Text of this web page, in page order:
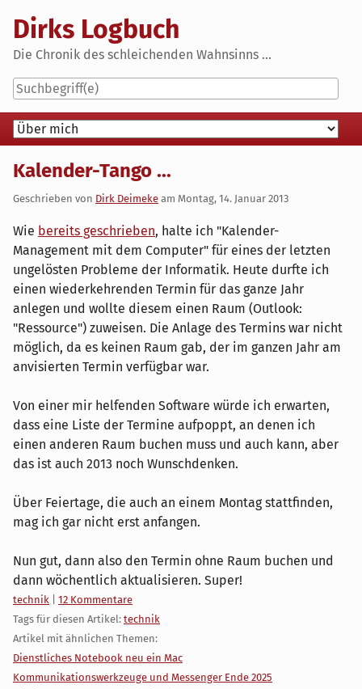
content
Dirks Logbuch
Die Chronik des schleichenden Wahnsinns ...
Navigation
Kalender-Tango ...
Geschrieben von Dirk Deimeke am Montag, 14. Januar 2013
Wie bereits geschrieben, halte ich "Kalender-
Management mit dem Computer" für eines der letzten
ungelösten Probleme der Informatik. Heute durfte ich
einen wiederkehrenden Termin für das ganze Jahr
anlegen und wollte diesem einen Raum (Outlook:
"Ressource") zuweisen. Die Anlage des Termins war nicht
möglich, da es keinen Raum gab, der im ganzen Jahr am
anvisierten Termin verfügbar war.
Von einer mir helfenden Software würde ich erwarten,
dass eine Liste der Termine aufpoppt, an denen ich
einen anderen Raum buchen muss und auch kann, aber
das ist auch 2013 noch Wunschdenken.
Über Feiertage, die auch an einem Montag stattfinden,
mag ich gar nicht erst anfangen.
Nun gut, dann also den Termin ohne Raum buchen und
dann wöchentlich aktualisieren. Super!
Kategorien:
technik
12 Kommentare
Tags für diesen Artikel: technik
Artikel mit ähnlichen Themen:
Dienstliches Notebook neu ein Mac
Kommunikationswerkzeuge und Messenger Ende 2025